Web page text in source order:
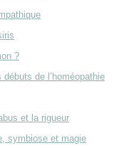
?
de l’homéopathie
et la rigueur
symbiose et magie